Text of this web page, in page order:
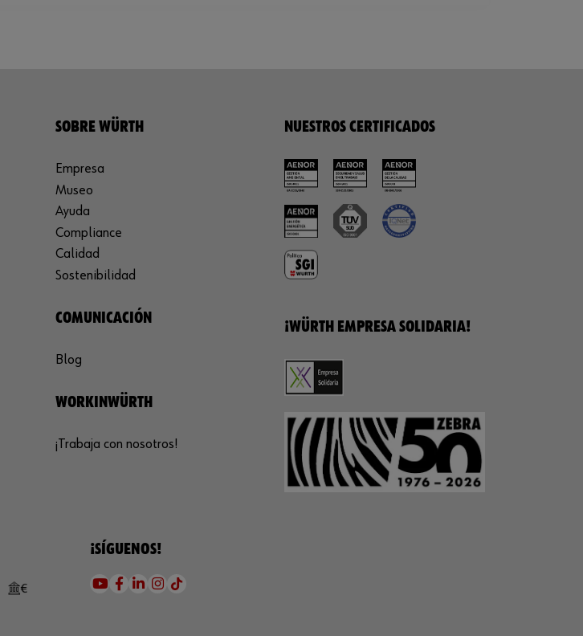
SOBRE WÜRTH
Empresa
Museo
Ayuda
Compliance
Calidad
Sostenibilidad
COMUNICACIÓN
Blog
WORKINWÜRTH
¡Trabaja con nosotros!
NUESTROS CERTIFICADOS
¡WÜRTH EMPRESA SOLIDARIA!
¡SÍGUENOS!